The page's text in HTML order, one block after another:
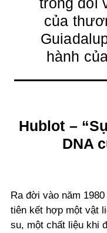
của
hành
Hublot –
DNA
Ra đời vào năm
tiên kết hợp một vật
su, một chất liệu khi